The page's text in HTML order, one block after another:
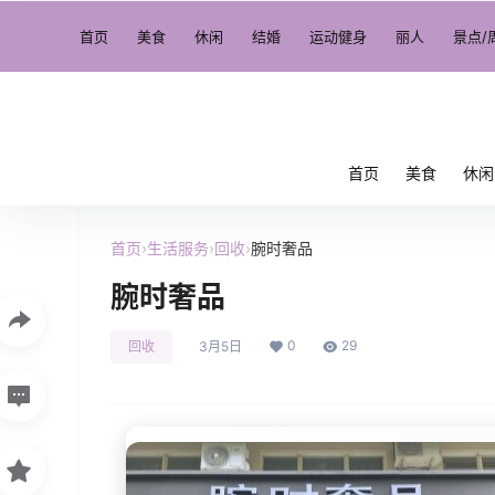
首页 美食 休闲 结婚 运动健身 丽人 景点/
首页 美食 休闲
首页›生活服务›回收›腕时奢品
腕时奢品
回收 3月5日 0 29